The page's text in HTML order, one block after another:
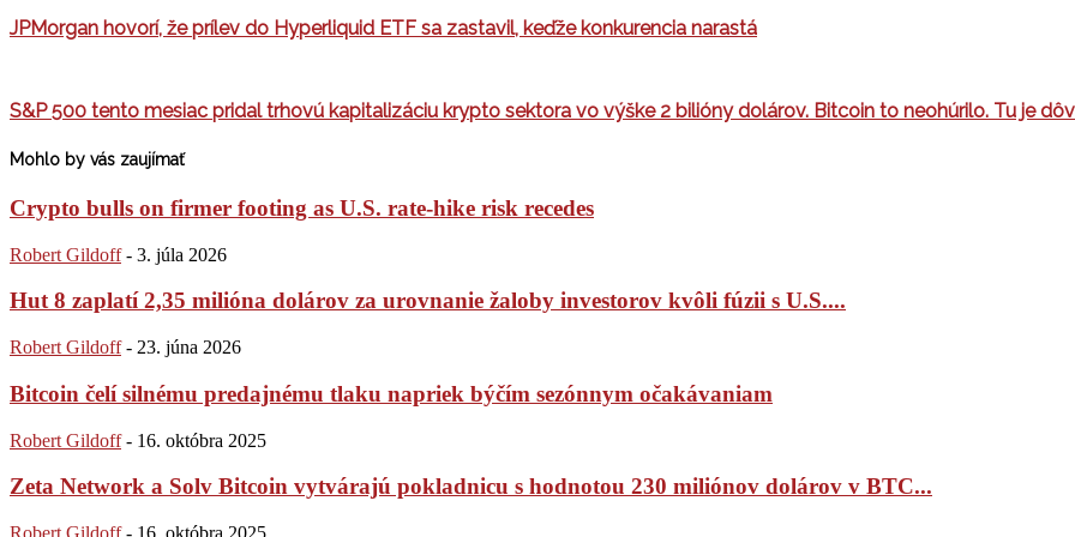
JPMorgan hovorí, že prílev do Hyperliquid ETF sa zastavil, keďže konkurencia narastá
S&P 500 tento mesiac pridal trhovú kapitalizáciu krypto sektora vo výške 2 bilióny dolárov. Bitcoin to neohúrilo. Tu je
Mohlo by vás zaujímať
Crypto bulls on firmer footing as U.S. rate-hike risk recedes
Robert Gildoff - 3. júla 2026
Hut 8 zaplatí 2,35 milióna dolárov za urovnanie žaloby investorov kvôli fúzii s U.S....
Robert Gildoff - 23. júna 2026
Bitcoin čelí silnému predajnému tlaku napriek býčím sezónnym očakávaniam
Robert Gildoff - 16. októbra 2025
Zeta Network a Solv Bitcoin vytvárajú pokladnicu s hodnotou 230 miliónov dolárov v BTC...
Robert Gildoff - 16. októbra 2025